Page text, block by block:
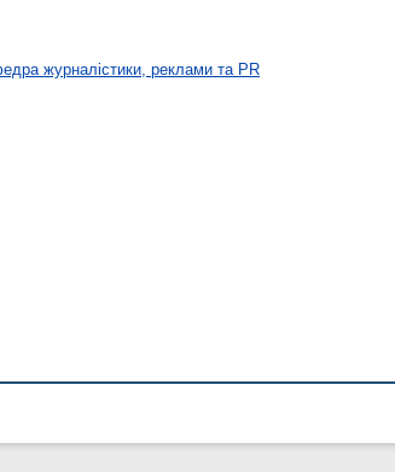
журналістики, реклами та PR